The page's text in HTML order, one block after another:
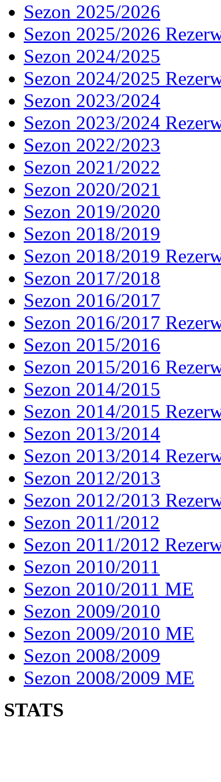
Sezon 2025/2026
Sezon 2025/2026
Sezon 2024/2025
Sezon 2024/2025
Sezon 2023/2024
Sezon 2023/2024
Sezon 2022/2023
Sezon 2021/2022
Sezon 2020/2021
Sezon 2019/2020
Sezon 2018/2019
Sezon 2018/2019
Sezon 2017/2018
Sezon 2016/2017
Sezon 2016/2017
Sezon 2015/2016
Sezon 2015/2016
Sezon 2014/2015
Sezon 2014/2015
Sezon 2013/2014
Sezon 2013/2014
Sezon 2012/2013
Sezon 2012/2013
Sezon 2011/2012
Sezon 2011/2012
Sezon 2010/2011
Sezon 2010/2011 ME
Sezon 2009/2010
Sezon 2009/2010 ME
Sezon 2008/2009
Sezon 2008/2009 ME
STATS